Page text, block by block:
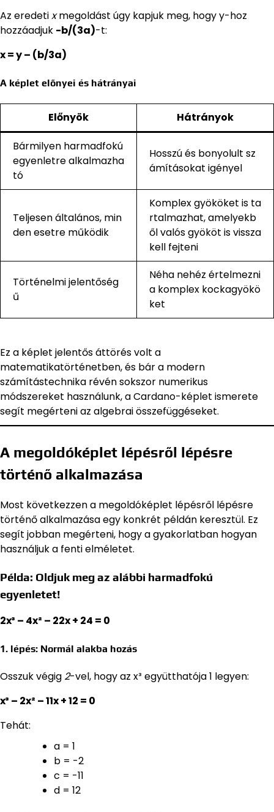
Az eredetixmegoldást úgy kapjuk meg, hogy y-hoz
hozzáadjuk -b/(3a)-t:
x = y – (b/3a)
A képlet előnyei és hátrányai
Előnyök Hátrányok
Bármilyen harmadfokú
egyenletre alkalmazha
tó
Hosszú és bonyolult sz
ámításokat igényel
Teljesen általános, min
den esetre működik
Komplex gyököket is ta
rtalmazhat, amelyekb
ől valós gyököt is vissza
kell fejteni
Történelmi jelentőség
ű
Néha nehéz értelmezni
a komplex kockagyökö
ket
Ez a képlet jelentős áttörés volt a
matematikatörténetben, és bár a modern
számítástechnika révén sokszor numerikus
módszereket használunk, a Cardano-képlet ismerete
segít megérteni az algebrai összefüggéseket.
A megoldóképlet lépésről lépésre
történő alkalmazása
Most következzen a megoldóképlet lépésről lépésre
történő alkalmazása egy konkrét példán keresztül. Ez
segít jobban megérteni, hogy a gyakorlatban hogyan
használjuk a fenti elméletet.
Példa: Oldjuk meg az alábbi harmadfokú
egyenletet!
2x³ – 4x² – 22x + 24 = 0
1. lépés: Normál alakba hozás
Osszuk végig 2-vel, hogy az x³ együtthatója 1 legyen:
x³ – 2x² – 11x + 12 = 0
Tehát:
a = 1
b = -2
c = -11
d = 12